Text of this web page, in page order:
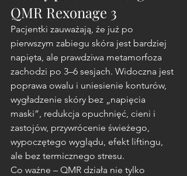
QMR Rexonage 3
Pacjentki zauważają, że już po
pierwszym zabiegu skóra jest bardziej
napięta, ale prawdziwa metamorfoza
zachodzi po 3–6 sesjach. Widoczna jest
poprawa owalu i uniesienie konturów,
wygładzenie skóry bez „napięcia
maski”, redukcja opuchnięć, cieni i
zastojów, przywrócenie świeżego,
wypoczętego wyglądu, efekt liftingu,
ale bez termicznego stresu.
Co ważne – QMR działa nie tylko